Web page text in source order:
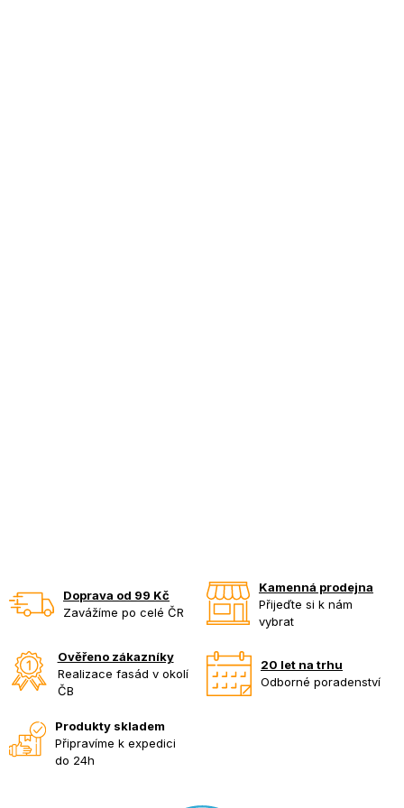
Doprava od 99 Kč
Zavážíme po celé ČR
Kamenná prodejna
Přijeďte si k nám
vybrat
Ověřeno zákazníky
Realizace fasád v okolí
ČB
20 let na trhu
Odborné poradenství
Produkty skladem
Připravíme k expedici
do 24h